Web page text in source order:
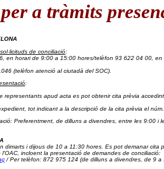
per a tràmits
de conciliació:
, en horari de 9:00 a 15:00 hores/telèfon 93 622 04 00,
(telèfon atenció al ciutadà del SOC).
:
representants apud acta es pot obtenir cita prèvia
tot indicant a la descripció de la cita prèvia el
Preferentment, de dilluns a divendres, entre les 9:00 i
dimarts i dijous de 10 a 11:30 hores. Es pot demanar cita
l'OAC, incloent la presentació de demandes de conciliació:
/ Per telèfon: 872 975 124 (de dilluns a divendres, de 9